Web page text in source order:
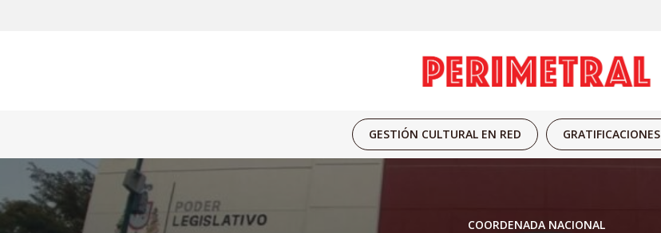
GESTIÓN CULTURAL EN RED GRATIFICACIONES
COORDENADA NACIONAL